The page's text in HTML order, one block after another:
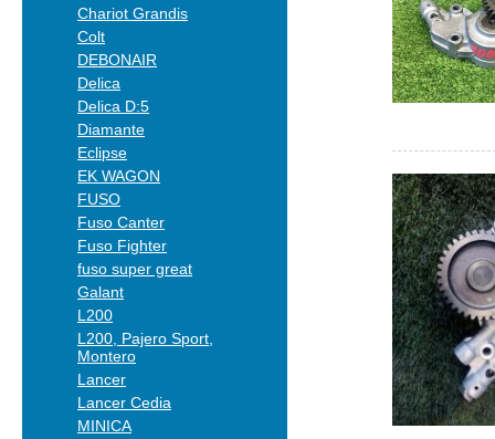
Chariot Grandis
Colt
DEBONAIR
Delica
Delica D:5
Diamante
Eclipse
EK WAGON
FUSO
Fuso Canter
Fuso Fighter
fuso super great
Galant
L200
L200, Pajero Sport,
Montero
Lancer
Lancer Cedia
MINICA